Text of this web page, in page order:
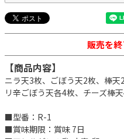
販売を終
【商品内容】
ニラ天3枚、ごぼう天2枚、棒
リ辛ごぼう天各4枚、チーズ棒
■型番：R-1
■賞味期限：賞味 7日